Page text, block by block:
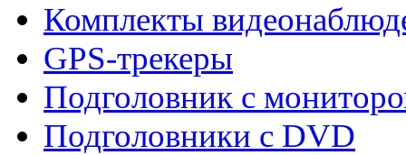
Комплекты
GPS-трекеры
Подголовник с
Подголовники с DVD